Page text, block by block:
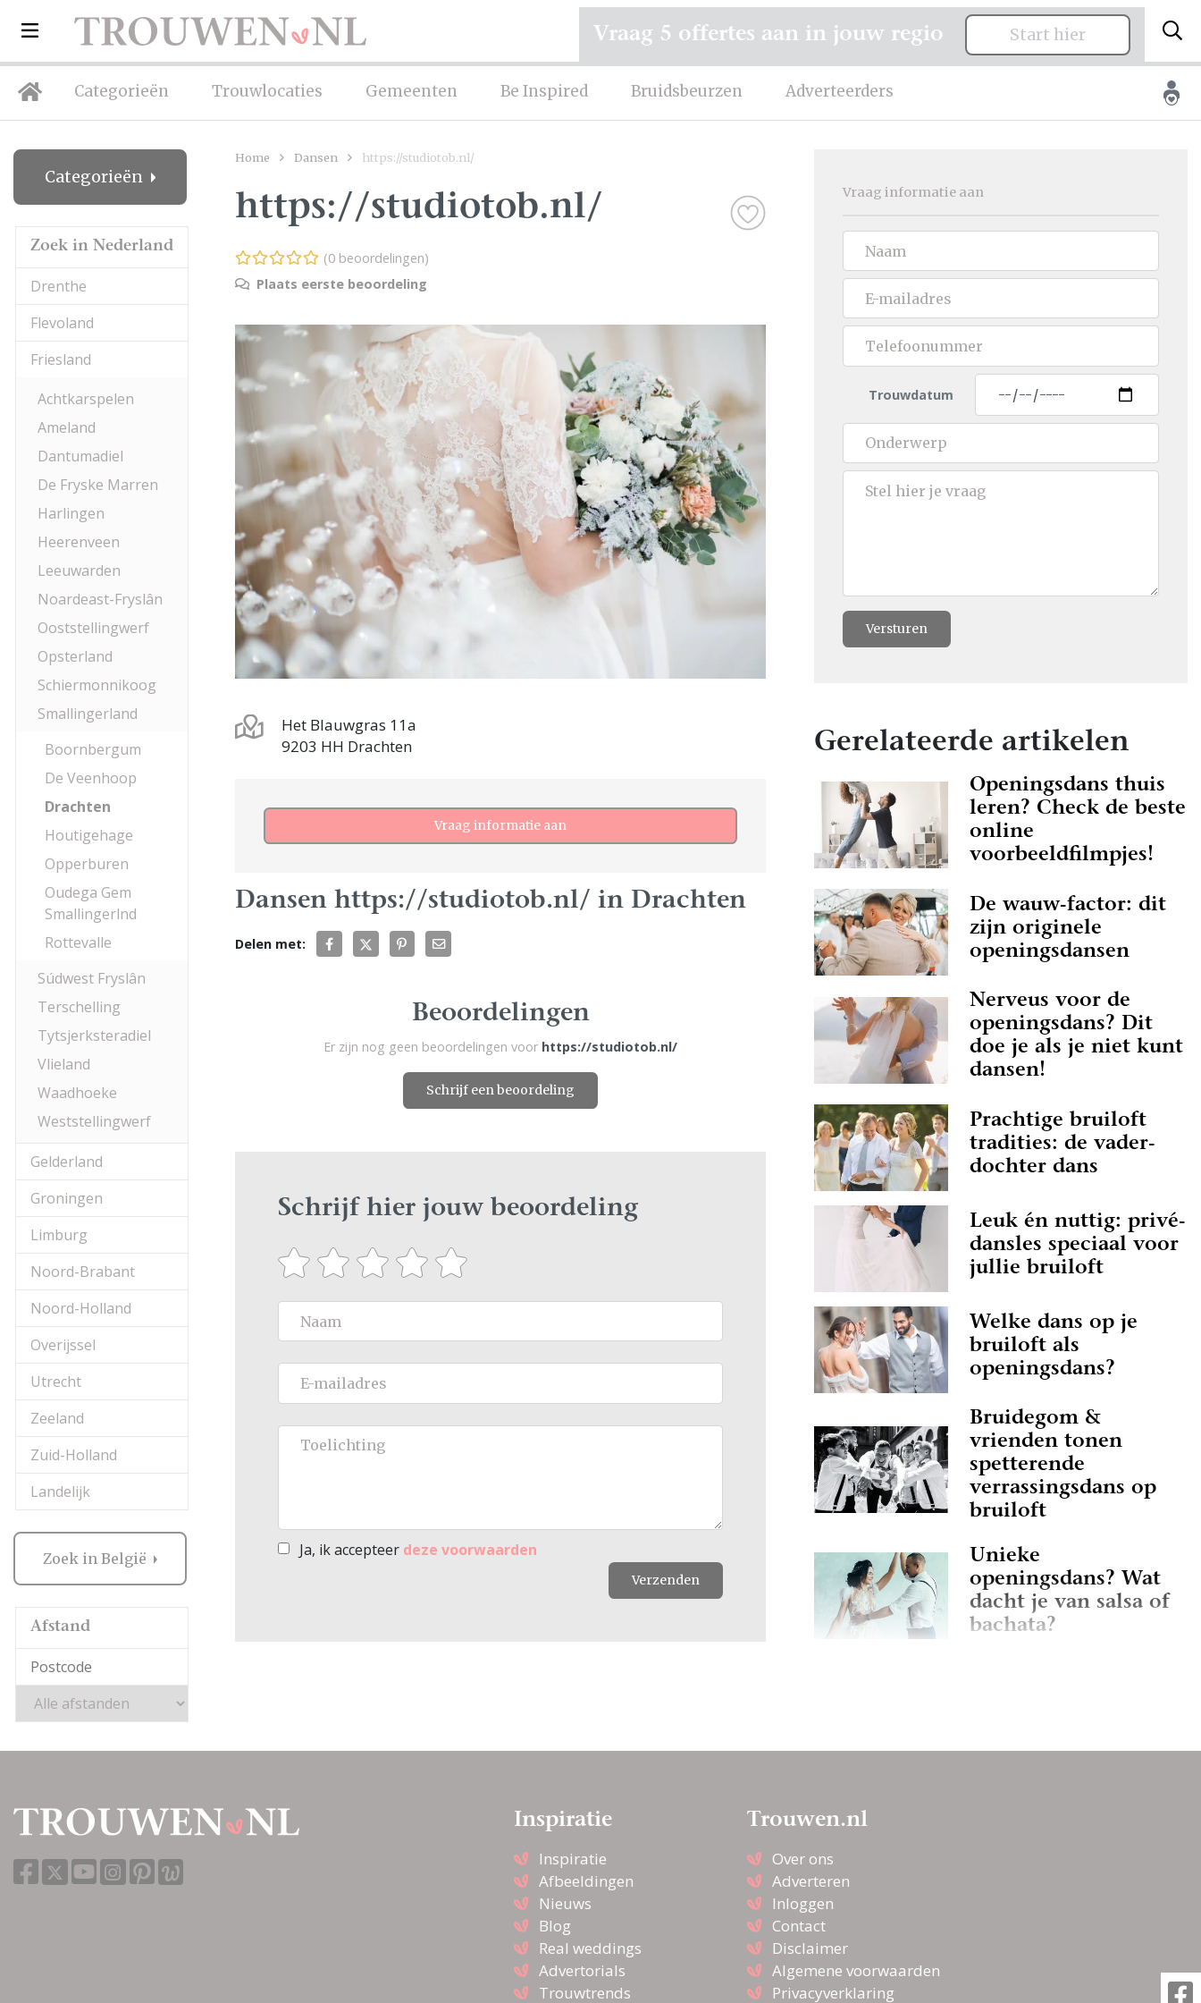
Categorieën Trouwlocaties Gemeenten Be Inspired Bruidsbeurzen Adverteerders
Vraag 5 offertes aan in jouw regio Start hier
Categorieën
Zoek in Nederland
Drenthe
Flevoland
Friesland
Achtkarspelen
Ameland
Dantumadiel
De Fryske Marren
Harlingen
Heerenveen
Leeuwarden
Noardeast-Fryslân
Ooststellingwerf
Opsterland
Schiermonnikoog
Smallingerland
Boornbergum
De Veenhoop
Drachten
Houtigehage
Opperburen
Oudega Gem
Smallingerlnd
Rottevalle
Súdwest Fryslân
Terschelling
Tytsjerksteradiel
Vlieland
Waadhoeke
Weststellingwerf
Gelderland
Groningen
Limburg
Noord-Brabant
Noord-Holland
Overijssel
Utrecht
Zeeland
Zuid-Holland
Landelijk
Zoek in België
Afstand
Home Dansen https://studiotob.nl/
https://studiotob.nl/
(0 beoordelingen)
Plaats eerste beoordeling
Het Blauwgras 11a
9203 HH Drachten
Vraag informatie aan
Dansen https://studiotob.nl/ in Drachten
Delen met:
Beoordelingen
Er zijn nog geen beoordelingen voor https://studiotob.nl/
Schrijf een beoordeling
Schrijf hier jouw beoordeling
Ja, ik accepteer deze voorwaarden
Verzenden
Vraag informatie aan
Trouwdatum
Versturen
Gerelateerde artikelen
Openingsdans thuis
leren? Check de beste
online
voorbeeldfilmpjes!
De wauw-factor: dit
zijn originele
openingsdansen
Nerveus voor de
openingsdans? Dit
doe je als je niet kunt
dansen!
Prachtige bruiloft
tradities: de vader-
dochter dans
Leuk én nuttig: privé-
dansles speciaal voor
jullie bruiloft
Welke dans op je
bruiloft als
openingsdans?
Bruidegom &
vrienden tonen
spetterende
verrassingsdans op
bruiloft
Unieke
openingsdans? Wat
dacht je van salsa of
bachata?
Zo studeer je snel een
Inspiratie
Inspiratie
Afbeeldingen
Nieuws
Blog
Real weddings
Advertorials
Trouwtrends
Trouwen.nl
Over ons
Adverteren
Inloggen
Contact
Disclaimer
Algemene voorwaarden
Privacyverklaring